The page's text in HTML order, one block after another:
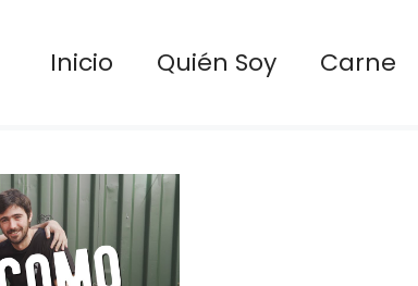
Inicio Quién Soy Carne